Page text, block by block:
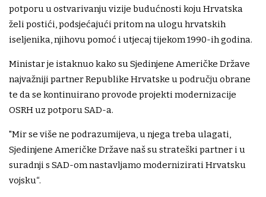
potporu u ostvarivanju vizije budućnosti koju Hrvatska
želi postići, podsjećajući pritom na ulogu hrvatskih
iseljenika, njihovu pomoć i utjecaj tijekom 1990-ih godina.
Ministar je istaknuo kako su Sjedinjene Američke Države
najvažniji partner Republike Hrvatske u području obrane
te da se kontinuirano provode projekti modernizacije
OSRH uz potporu SAD-a.
"Mir se više ne podrazumijeva, u njega treba ulagati,
Sjedinjene Američke Države naš su strateški partner i u
suradnji s SAD-om nastavljamo modernizirati Hrvatsku
vojsku“.